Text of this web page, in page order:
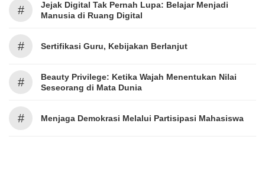
#
Jejak Digital Tak Pernah Lupa: Belajar Menjadi
Manusia di Ruang Digital
# Sertifikasi Guru, Kebijakan Berlanjut
#
Beauty Privilege: Ketika Wajah Menentukan Nilai
Seseorang di Mata Dunia
# Menjaga Demokrasi Melalui Partisipasi Mahasiswa